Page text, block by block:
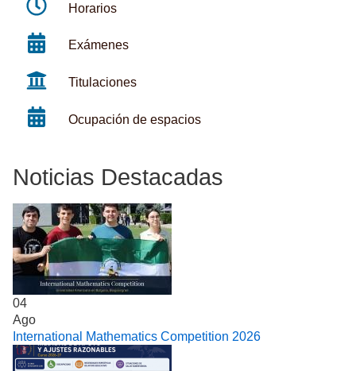
Horarios
Exámenes
Titulaciones
Ocupación de espacios
Noticias Destacadas
04
Ago
International Mathematics Competition 2026